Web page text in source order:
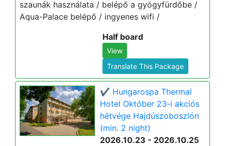
szaunák használata / belépő a gyógyfürdőbe /
Aqua-Palace belépő / ingyenes wifi /
Half board
View
Translate This Package
✔️ Hungarospa Thermal
Hotel Október 23-i akciós
hétvége Hajdúszoboszlón
(min. 2 night)
2026.10.23 - 2026.10.25